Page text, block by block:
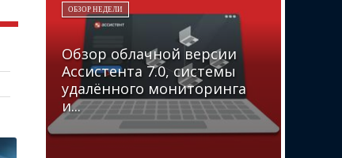
ОБЗОР НЕДЕЛИ
Обзор облачной версии
Ассистента 7.0, системы
удалённого мониторинга
и...